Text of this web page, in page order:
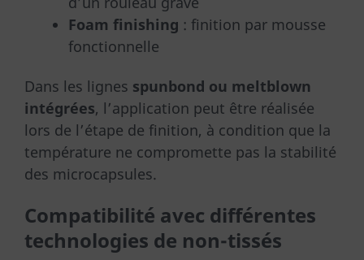
Foam finishing : finition par mousse
fonctionnelle
Dans les lignes spunbond ou meltblown
intégrées, l’application peut être réalisée
lors de l’étape de finition, à condition que la
température ne compromette pas la stabilité
des microcapsules.
Compatibilité avec différentes
technologies de non-tissés